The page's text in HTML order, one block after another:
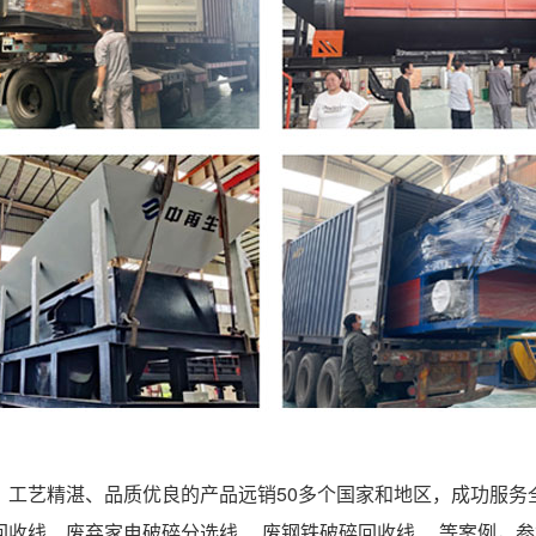
艺精湛、品质优良的产品远销50多个国家和地区，成功服